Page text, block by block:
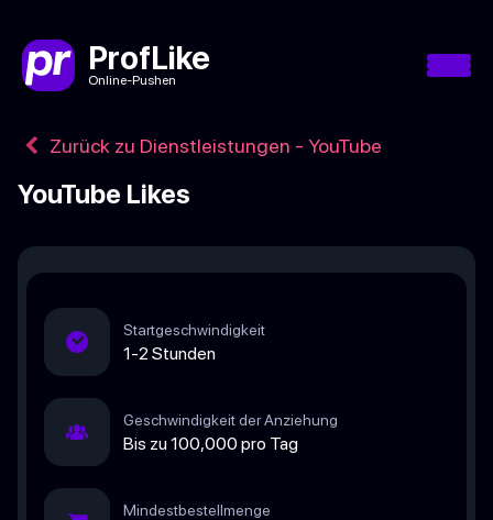
ProfLike
Online-Pushen
Zurück zu Dienstleistungen - YouTube
YouTube Likes
Startgeschwindigkeit
1-2 Stunden
Geschwindigkeit der Anziehung
Bis zu 100,000 pro Tag
Mindestbestellmenge